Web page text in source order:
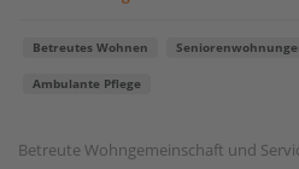
Betreutes Wohnen
Ambulante Pflege
Betreute Wohngemeinschaft und